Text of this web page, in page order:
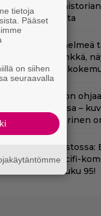
Britannian
terrori-iskusta
faneille – synkkä,
satumainen
Scifi-klassikon
suoratoistossa –
kauhea ja verinen
Nyt
ja kehuttu scifi-
Tomatoes -luku 95!
tietoja
Pääset
on siihen
seuraavalla